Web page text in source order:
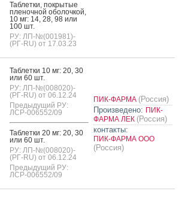
Таб­летки, пок­ры­тые
пле­ноч­ной обо­лоч­кой,
10 мг: 14, 28, 98 или
100 шт.
РУ: ЛП-№(001981)-
(РГ-RU) от 17.03.23
Таб­летки 10 мг: 20, 30
или 60 шт.
РУ: ЛП-№(008020)-
(РГ-RU) от 06.12.24
Предыдущий РУ:
ЛСР-006552/09
Таб­летки 20 мг: 20, 30
или 60 шт.
РУ: ЛП-№(008020)-
(РГ-RU) от 06.12.24
Предыдущий РУ:
ЛСР-006552/09
ПИК-ФАРМА (Россия)
Произведено: ПИК-
ФАРМА ЛЕК (Россия)
контакты:
ПИК-ФАРМА ООО
(Россия)